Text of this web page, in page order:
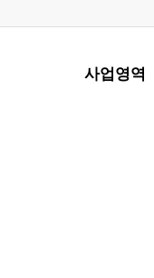
사업영역